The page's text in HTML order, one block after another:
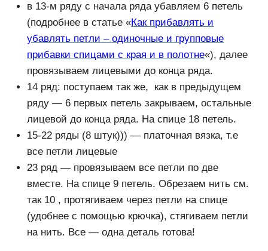
в 13-м ряду с начала ряда убавляем 6 петель
(подробнее в статье «Как прибавлять и
убавлять петли – одиночные и групповые
прибавки спицами с края и в полотне«), далее
провязываем лицевыми до конца ряда.
14 ряд: поступаем так же, как в предыдущем
ряду — 6 первых петель закрываем, остальные
лицевой до конца ряда. На спице 18 петель.
15-22 ряды (8 штук))) — платочная вязка, т.е
все петли лицевые
23 ряд — провязываем все петли по две
вместе. На спице 9 петель. Обрезаем нить см.
так 10 , протягиваем через петли на спице
(удобнее с помощью крючка), стягиваем петли
на нить. Все — одна деталь готова!